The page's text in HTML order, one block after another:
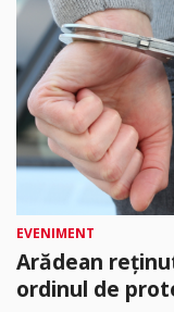
EVENIMENT
Arădean
ordinul de